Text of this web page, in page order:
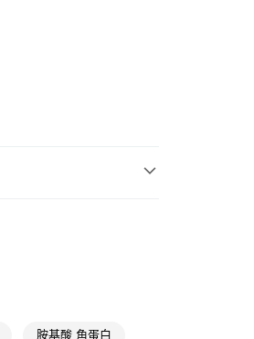
的支付方式。 讓您購物簡單
值。
。
胺基酸 角蛋白